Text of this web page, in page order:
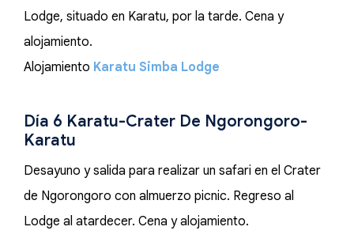
Lodge, situado en Karatu, por la tarde. Cena y
alojamiento.
Alojamiento Karatu Simba Lodge
Día 6 Karatu-Crater De Ngorongoro-
Karatu
Desayuno y salida para realizar un safari en el Crater
de Ngorongoro con almuerzo picnic. Regreso al
Lodge al atardecer. Cena y alojamiento.